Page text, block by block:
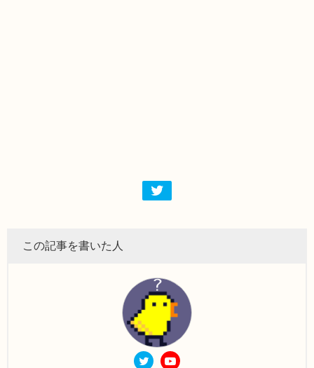
この記事を書いた人